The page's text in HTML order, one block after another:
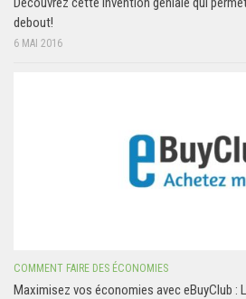
debout!
6 MAI 2016
COMMENT FAIRE DES ÉCONOMIES
Maximisez vos économies avec eBuyClub :